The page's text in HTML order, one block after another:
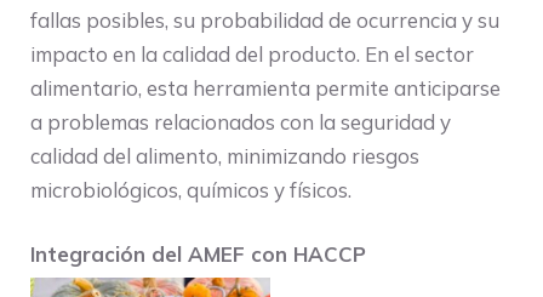
fallas posibles, su probabilidad de ocurrencia y su
impacto en la calidad del producto. En el sector
alimentario, esta herramienta permite anticiparse
a problemas relacionados con la seguridad y
calidad del alimento, minimizando riesgos
microbiológicos, químicos y físicos.
Integración del AMEF con HACCP